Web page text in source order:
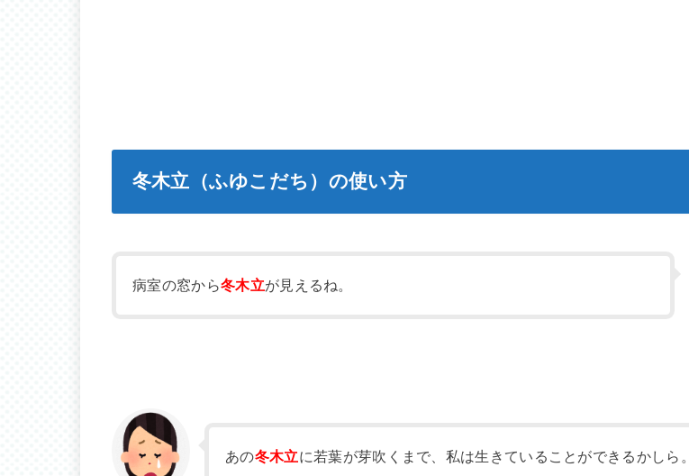
冬木立（ふゆこだち）の使い方
病室の窓から冬木立が見えるね。
あの冬木立に若葉が芽吹くまで、私は生きていることができるかしら。